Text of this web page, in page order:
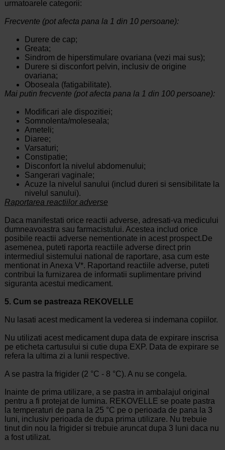
urmatoarele categorii:
Frecvente (pot afecta pana la 1 din 10 persoane):
Durere de cap;
Greata;
Sindrom de hiperstimulare ovariana (vezi mai sus);
Durere si disconfort pelvin, inclusiv de origine
ovariana;
Oboseala (fatigabilitate).
Mai putin frecvente (pot afecta pana la 1 din 100 persoane):
Modificari ale dispozitiei;
Somnolenta/moleseala;
Ameteli;
Diaree;
Varsaturi;
Constipatie;
Disconfort la nivelul abdomenului;
Sangerari vaginale;
Acuze la nivelul sanului (includ dureri si sensibilitate la
nivelul sanului).
Raportarea reactiilor adverse
Daca manifestati orice reactii adverse, adresati-va medicului
dumneavoastra sau farmacistului. Acestea includ orice
posibile reactii adverse nementionate in acest prospect.De
asemenea, puteti raporta reactiile adverse direct prin
intermediul sistemului national de raportare, asa cum este
mentionat in Anexa V*. Raportand reactiile adverse, puteti
contribui la furnizarea de informatii suplimentare privind
siguranta acestui medicament.
5. Cum se pastreaza REKOVELLE
Nu lasati acest medicament la vederea si indemana copiilor.
Nu utilizati acest medicament dupa data de expirare inscrisa
pe eticheta cartusului si cutie dupa EXP. Data de expirare se
refera la ultima zi a lunii respective.
A se pastra la frigider (2 °C - 8 °C). A nu se congela.
Inainte de prima utilizare, a se pastra in ambalajul original
pentru a fi protejat de lumina. REKOVELLE se poate pastra
la temperaturi de pana la 25 °C pe o perioada de pana la 3
luni, inclusiv perioada de dupa prima utilizare. Nu trebuie
tinut din nou la frigider si trebuie aruncat dupa 3 luni daca nu
a fost utilizat.